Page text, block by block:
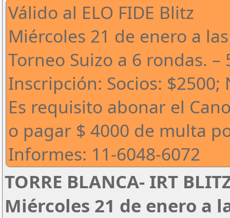
Válido al ELO FIDE Blitz
Miércoles 21 de enero a
Torneo Suizo a 6 rondas.
Inscripción: Socios: $2500;
Es requisito abonar el
o pagar $ 4000 de multa
Informes: 11-6048-6072
TORRE BLANCA- IRT
Miércoles 21 de enero a